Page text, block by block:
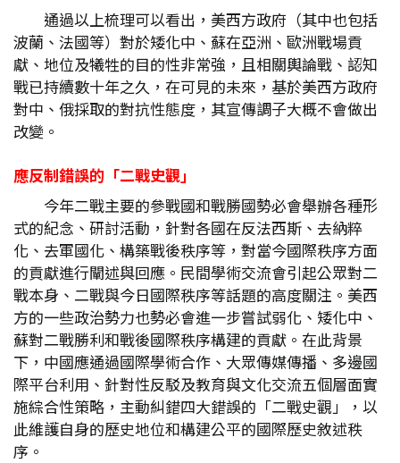
通過以上梳理可以看出，美西方政府（其中也包括
波蘭、法國等）對於矮化中、蘇在亞洲、歐洲戰場貢
獻、地位及犧牲的目的性非常強，且相關輿論戰、認知
戰已持續數十年之久，在可見的未來，基於美西方政府
對中、俄採取的對抗性態度，其宣傳調子大概不會做出
改變。
應反制錯誤的「二戰史觀」
今年二戰主要的參戰國和戰勝國勢必會舉辦各種形
式的紀念、研討活動，針對各國在反法西斯、去納粹
化、去軍國化、構築戰後秩序等，對當今國際秩序方面
的貢獻進行闡述與回應。民間學術交流會引起公眾對二
戰本身、二戰與今日國際秩序等話題的高度關注。美西
方的一些政治勢力也勢必會進一步嘗試弱化、矮化中、
蘇對二戰勝利和戰後國際秩序構建的貢獻。在此背景
下，中國應通過國際學術合作、大眾傳媒傳播、多邊國
際平台利用、針對性反駁及教育與文化交流五個層面實
施綜合性策略，主動糾錯四大錯誤的「二戰史觀」，以
此維護自身的歷史地位和構建公平的國際歷史敘述秩
序。